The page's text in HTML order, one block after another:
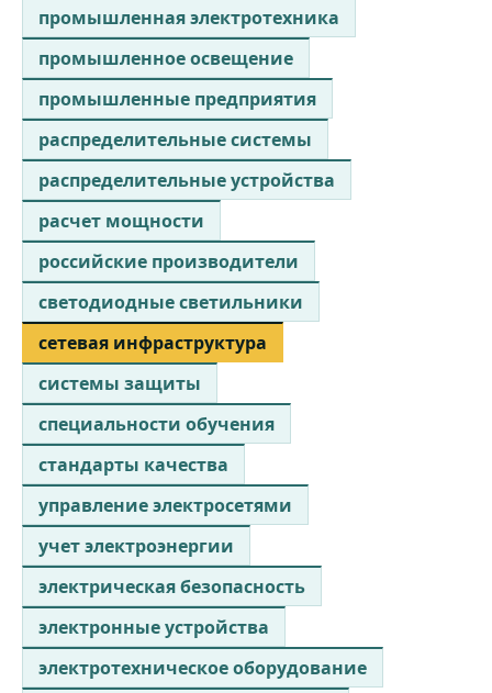
промышленная электротехника
промышленное освещение
промышленные предприятия
распределительные системы
распределительные устройства
расчет мощности
российские производители
светодиодные светильники
сетевая инфраструктура
системы защиты
специальности обучения
стандарты качества
управление электросетями
учет электроэнергии
электрическая безопасность
электронные устройства
электротехническое оборудование